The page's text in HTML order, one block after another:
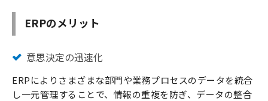
ERPのメリット
意思決定の迅速化
ERPによりさまざまな部門や業務プロセスのデータを統合
し一元管理することで、情報の重複を防ぎ、データの整合